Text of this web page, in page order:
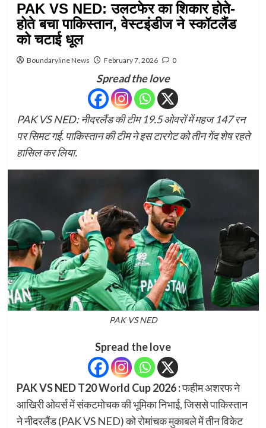
PAK VS NED: उलटफेर का शिकार होते-
होते बचा पाकिस्तान, वेस्टइंडीज ने स्कॉटलैंड
को चटाई धूल
Boundaryline News February 7, 2026 0
Spread the love
PAK VS NED: नीदरलैंड की टीम 19.5 ओवरों में महज 147 रन
पर सिमट गई. पाकिस्तान की टीम ने इस टारगेट को तीन गेंद शेष रहते
हासिल कर लिया.
PAK VS NED
Spread the love
PAK VS NED T20 World Cup 2026 :फहीम अशरफ ने
आखिरी ओवर्स में संकटमोचक की भूमिका निभाई, जिससे पाकिस्तान
ने नीदरलैंड (PAK VS NED) को रोमांचक मुकाबले में तीन विकेट